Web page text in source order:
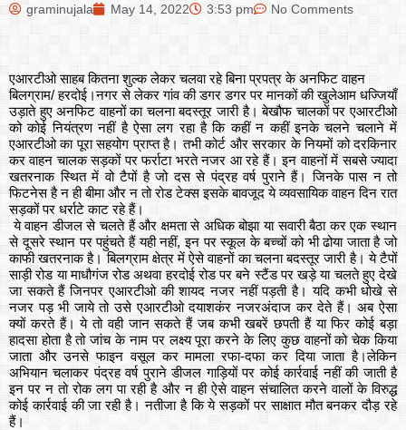
graminujala May 14, 2022 3:53 pm No Comments
एआरटीओ साहब कितना शुल्क लेकर चलवा रहे बिना प्रपत्र के अनफिट वाहन
बिलग्राम/ हरदोई।नगर से लेकर गांव की डगर डगर पर मानकों की खुलेआम धज्जियाँ
उड़ाते हुए अनफिट वाहनों का चलना बदस्तूर जारी है। बेखौफ चालकों पर एआरटीओ
को कोई नियंत्रण नहीं है ऐसा लग रहा है कि कहीं न कहीं इनके चलने चलाने में
एआरटीओ का पूरा सहयोग प्राप्त है। तभी कोर्ट और सरकार के नियमों को दरकिनार
कर वाहन चालक सड़कों पर फर्राटा भरते नजर आ रहे हैं। इन वाहनों में सबसे ज्यादा
खतरनाक स्थित में वो टैपों है जो दस से पंद्रह वर्ष पुराने हैं। जिनके पास न तो
फिटनेस है न ही बीमा और न तो रोड टेक्स इसके बावजूद ये व्यवसायिक वाहन दिन रात
सड़कों पर धर्राटे काट रहे हैं।
ये वाहन डीजल से चलते हैं और क्षमता से अधिक बोझा या सवारी बैठा कर एक स्थान
से दूसरे स्थान पर पहुंचते हैं यही नहीं, इन पर स्कूल के बच्चों को भी ढोया जाता है जो
काफी खतरनाक है। बिलग्राम क्षेत्र में ऐसे वाहनों का चलना बदस्तूर जारी है। ये टैपों
साड़ी रोड या माधौगंज रोड अथवा हरदोई रोड पर बने स्टैंड पर खड़े या चलते हुए देखे
जा सकते हैं जिनपर एआरटीओ की शायद नजर नहीं पड़ती है। यदि कभी धोखे से
नजर पड़ भी जाये तो उसे एआरटीओ दयाशकंर नजरअंदाज कर देते हैं। अब ऐसा
क्यों करते हैं। ये तो वही जान सकते हैं जब कभी खबरें छपती हैं या फिर कोई बड़ा
हादसा होता है तो जांच के नाम पर लक्ष्य पूरा करने के लिए कुछ वाहनों को चेक किया
जाता और उनसे फाइन वसूल कर मामला रफा-दफा कर दिया जाता है।लेकिन
अभियान चलाकर पंद्रह वर्ष पुराने डीजल गाड़ियों पर कोई कार्रवाई नहीं की जाती है
इन पर न तो रोक लग पा रही है और न ही ऐसे वाहन संचालित करने वालों के विरुद्ध
कोई कार्रवाई की जा रही है। नतीजा है कि ये सड़कों पर साक्षात मौत बनकर दौड़ रहे
हैं।